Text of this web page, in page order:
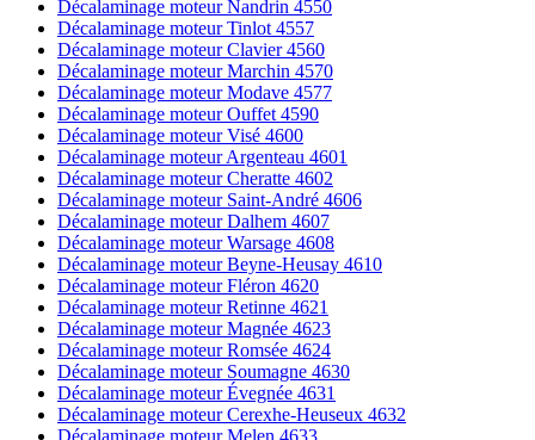
Décalaminage moteur Nandrin 4550
Décalaminage moteur Tinlot 4557
Décalaminage moteur Clavier 4560
Décalaminage moteur Marchin 4570
Décalaminage moteur Modave 4577
Décalaminage moteur Ouffet 4590
Décalaminage moteur Visé 4600
Décalaminage moteur Argenteau 4601
Décalaminage moteur Cheratte 4602
Décalaminage moteur Saint-André 4606
Décalaminage moteur Dalhem 4607
Décalaminage moteur Warsage 4608
Décalaminage moteur Beyne-Heusay 4610
Décalaminage moteur Fléron 4620
Décalaminage moteur Retinne 4621
Décalaminage moteur Magnée 4623
Décalaminage moteur Romsée 4624
Décalaminage moteur Soumagne 4630
Décalaminage moteur Évegnée 4631
Décalaminage moteur Cerexhe-Heuseux 4632
Décalaminage moteur Melen 4633